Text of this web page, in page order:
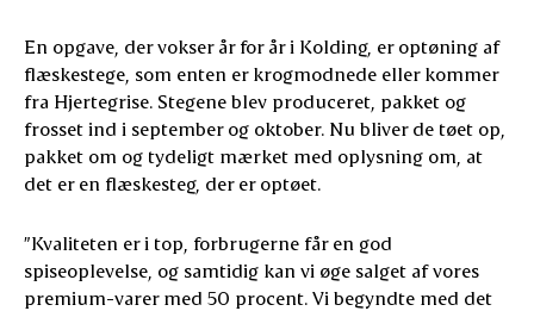
En opgave, der vokser år for år i Kolding, er optøning af
flæskestege, som enten er krogmodnede eller kommer
fra Hjertegrise. Stegene blev produceret, pakket og
frosset ind i september og oktober. Nu bliver de tøet op,
pakket om og tydeligt mærket med oplysning om, at
det er en flæskesteg, der er optøet.
”Kvaliteten er i top, forbrugerne får en god
spiseoplevelse, og samtidig kan vi øge salget af vores
premium-varer med 50 procent. Vi begyndte med det